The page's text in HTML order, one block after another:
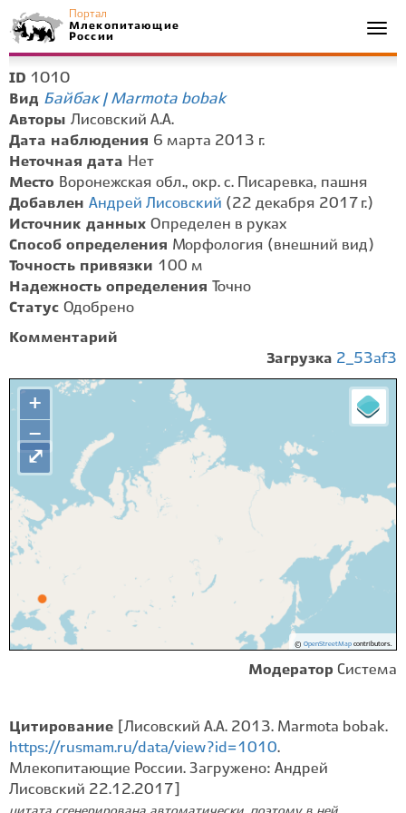
Портал
Млекопитающие
России
ID 1010
Вид Байбак | Marmota bobak
Авторы Лисовский А.А.
Дата наблюдения 6 марта 2013 г.
Неточная дата Нет
Место Воронежская обл., окр. с. Писаревка, пашня
Добавлен Андрей Лисовский (22 декабря 2017 г.)
Источник данных Определен в руках
Способ определения Морфология (внешний вид)
Точность привязки 100 м
Надежность определения
Точно
Статус Одобрено
Комментарий
Загрузка 2_53af3
+
−
© OpenStreetMapcontributors.
⤢
Модератор Система
Цитирование
[Лисовский А.А. 2013. Marmota bobak.
https://rusmam.ru/data/view?id=1010.
Млекопитающие России. Загружено: Андрей
Лисовский 22.12.2017]